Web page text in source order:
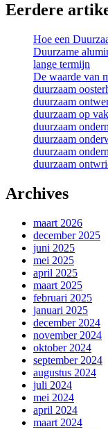
Eerdere
Hoe een
Duurzame
lange termijn
De waarde van
duurzaam
duurzaam
duurzaam op
duurzaam
duurzaam
duurzaam
duurzaam
Archives
maart 2026
december 2025
juni 2025
mei 2025
april 2025
maart 2025
februari 2025
januari 2025
december 2024
november 2024
oktober 2024
september 2024
augustus 2024
juli 2024
mei 2024
april 2024
maart 2024